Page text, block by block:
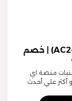
كود خصم اي اوتلت | رمز الكود (AC240) | خصم
منصة اي
الشهيرة و تمتع بخصم 25% و أكثر علي أحدث